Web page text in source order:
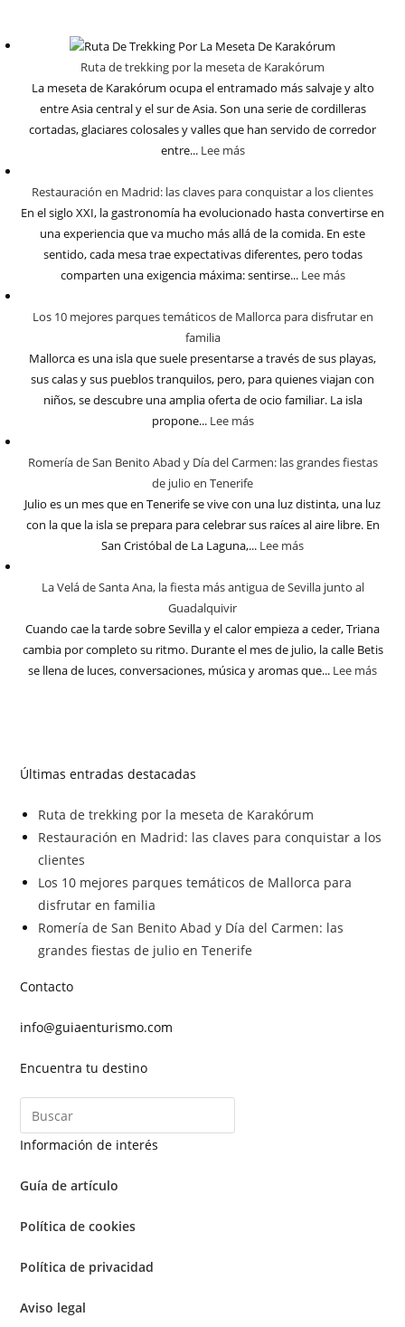
Ruta de trekking por la meseta de Karakórum
La meseta de Karakórum ocupa el entramado más salvaje y alto
entre Asia central y el sur de Asia. Son una serie de cordilleras
cortadas, glaciares colosales y valles que han servido de corredor
entre... Lee más
Restauración en Madrid: las claves para conquistar a los clientes
En el siglo XXI, la gastronomía ha evolucionado hasta convertirse en
una experiencia que va mucho más allá de la comida. En este
sentido, cada mesa trae expectativas diferentes, pero todas
comparten una exigencia máxima: sentirse... Lee más
Los 10 mejores parques temáticos de Mallorca para disfrutar en
familia
Mallorca es una isla que suele presentarse a través de sus playas,
sus calas y sus pueblos tranquilos, pero, para quienes viajan con
niños, se descubre una amplia oferta de ocio familiar. La isla
propone... Lee más
Romería de San Benito Abad y Día del Carmen: las grandes fiestas
de julio en Tenerife
Julio es un mes que en Tenerife se vive con una luz distinta, una luz
con la que la isla se prepara para celebrar sus raíces al aire libre. En
San Cristóbal de La Laguna,... Lee más
La Velá de Santa Ana, la fiesta más antigua de Sevilla junto al
Guadalquivir
Cuando cae la tarde sobre Sevilla y el calor empieza a ceder, Triana
cambia por completo su ritmo. Durante el mes de julio, la calle Betis
se llena de luces, conversaciones, música y aromas que... Lee más
Últimas entradas destacadas
Ruta de trekking por la meseta de Karakórum
Restauración en Madrid: las claves para conquistar a los
clientes
Los 10 mejores parques temáticos de Mallorca para
disfrutar en familia
Romería de San Benito Abad y Día del Carmen: las
grandes fiestas de julio en Tenerife
Contacto
info@guiaenturismo.com
Encuentra tu destino
Información de interés
Guía de artículo
Política de cookies
Política de privacidad
Aviso legal